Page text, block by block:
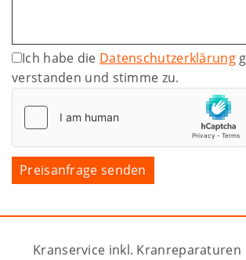
Ich habe die Datenschutzerklärung
verstanden und stimme zu.
Kranservice inkl. Kranreparaturen